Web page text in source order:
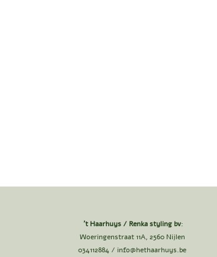
't Haarhuys / Renka styling bv:
Woeringenstraat 11A, 2560 Nijlen
034112884 / info@hethaarhuys.be